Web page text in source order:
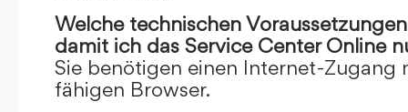
Welche technischen
damit ich das Service Center Online
Sie benötigen einen Internet-Zugang
fähigen Browser.